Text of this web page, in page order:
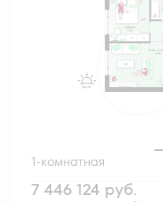
1-комнатная
7 446 124 руб.